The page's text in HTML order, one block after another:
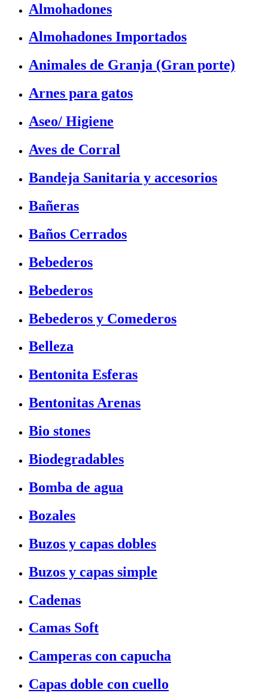
Almohadones
Almohadones Importados
Animales de Granja (Gran porte)
Arnes para gatos
Aseo/ Higiene
Aves de Corral
Bandeja Sanitaria y accesorios
Bañeras
Baños Cerrados
Bebederos
Bebederos
Bebederos y Comederos
Belleza
Bentonita Esferas
Bentonitas Arenas
Bio stones
Biodegradables
Bomba de agua
Bozales
Buzos y capas dobles
Buzos y capas simple
Cadenas
Camas Soft
Camperas con capucha
Capas doble con cuello